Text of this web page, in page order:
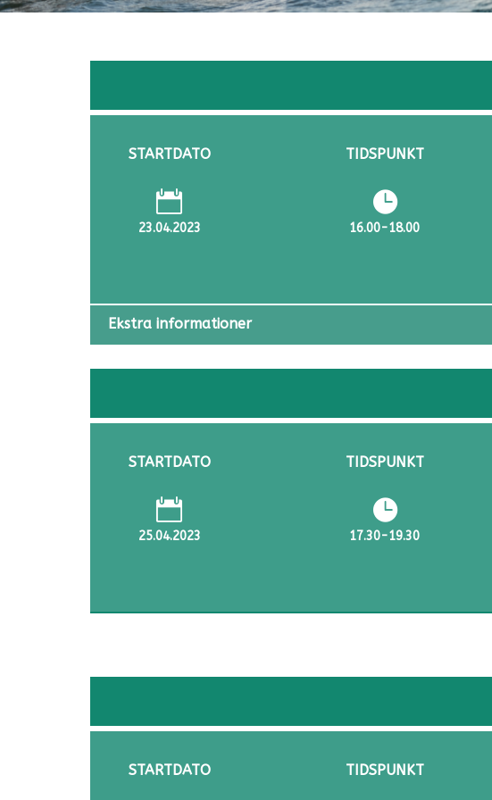
STARTDATO

23.04.2023
TIDSPUNKT

16.00-18.00
Ekstra informationer
STARTDATO

25.04.2023
TIDSPUNKT

17.30-19.30
STARTDATO TIDSPUNKT